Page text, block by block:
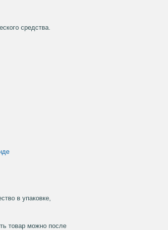
средства.
в упаковке,
товар можно после